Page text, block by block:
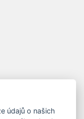
údajů o našich